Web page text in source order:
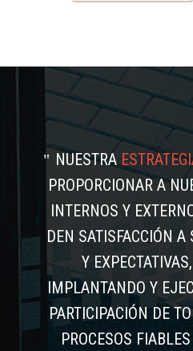
NUESTRA
PROPORCIONAR A
INTERNOS Y
DEN SATISFACCIÓN A
Y
IMPLANTANDO Y
PARTICIPACIÓN DE
PROCESOS